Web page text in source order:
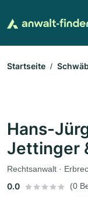
Startseite
Hans-
Jettinger
Rechtsanwalt ·
0.0 (0